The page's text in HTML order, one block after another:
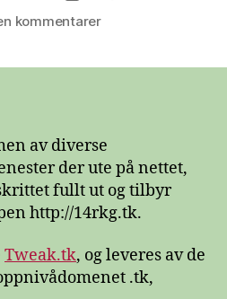
kommentarertil
av diverse
der ute på nettet,
fullt ut og tilbyr
http://14rkg.tk.
Tweak.tk, og leveres av de
.tk,